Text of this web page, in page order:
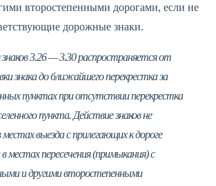
второстепенными дорогами, если не
дорожные знаки.
3.26 — 3.30 распространяется от
знака до ближайшего перекрестка за
пунктах при отсутствии перекрестка
пункта. Действие знаков не
выезда с прилегающих к дороге
местах пересечения (примыкания) с
и другими второстепенными